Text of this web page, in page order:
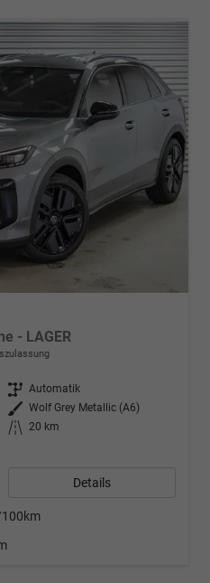
- LAGER
Getriebe Automatik
Außenfarbe Wolf Grey Metallic (A6)
Kilometerstand
20 km
Details